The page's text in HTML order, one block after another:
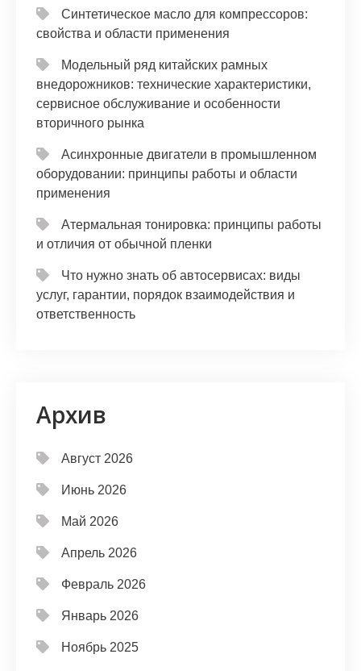
Синтетическое масло для компрессоров:
свойства и области применения
Модельный ряд китайских рамных
внедорожников: технические характеристики,
сервисное обслуживание и особенности
вторичного рынка
Асинхронные двигатели в промышленном
оборудовании: принципы работы и области
применения
Атермальная тонировка: принципы работы
и отличия от обычной пленки
Что нужно знать об автосервисах: виды
услуг, гарантии, порядок взаимодействия и
ответственность
Архив
Август 2026
Июнь 2026
Май 2026
Апрель 2026
Февраль 2026
Январь 2026
Ноябрь 2025